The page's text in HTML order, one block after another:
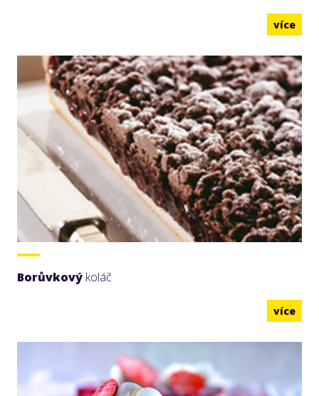
více
Borůvkový koláč
více